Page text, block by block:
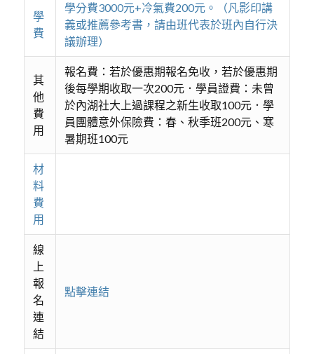
學
費
學分費3000元+冷氣費200元。（凡影印講
義或推薦參考書，請由班代表於班內自行決
議辦理）
其
他
費
用
報名費：若於優惠期報名免收，若於優惠期
後每學期收取一次200元．學員證費：未曾
於內湖社大上過課程之新生收取100元．學
員團體意外保險費：春、秋季班200元、寒
暑期班100元
材
料
費
用
線
上
報
名
連
結
點擊連結